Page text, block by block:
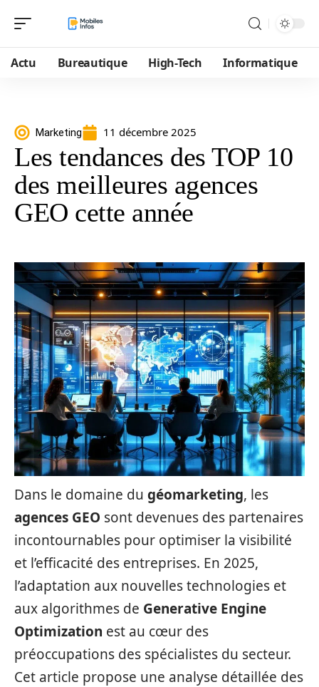
Actu Bureautique High-Tech Informatique
Marketing 11 décembre 2025
Les tendances des TOP 10
des meilleures agences
GEO cette année
Dans le domaine du géomarketing, les
agences GEO sont devenues des partenaires
incontournables pour optimiser la visibilité
et l’efficacité des entreprises. En 2025,
l’adaptation aux nouvelles technologies et
aux algorithmes de Generative Engine
Optimization est au cœur des
préoccupations des spécialistes du secteur.
Cet article propose une analyse détaillée des